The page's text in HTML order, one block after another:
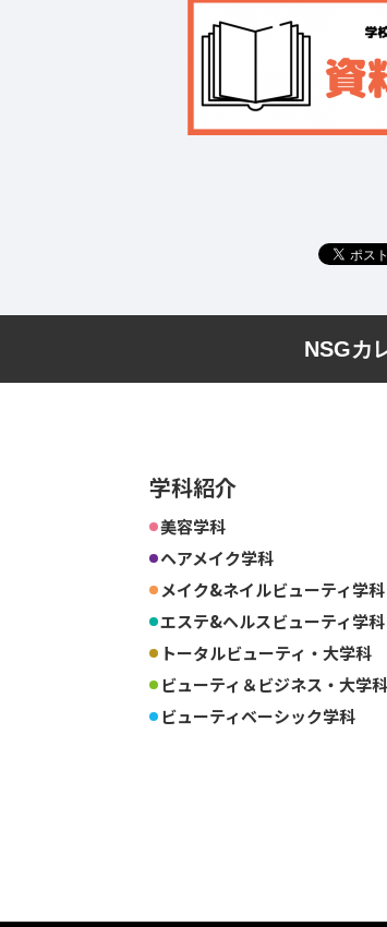
NSGカ
学科紹介
美容学科
ヘアメイク学科
メイク&ネイルビューティ学科
エステ&ヘルスビューティ学科
トータルビューティ・大学科
ビューティ＆ビジネス・大学科
ビューティベーシック学科